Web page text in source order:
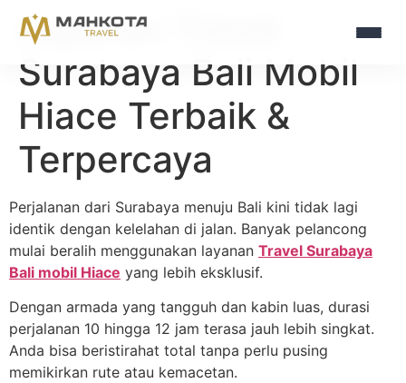
Layanan Travel
Surabaya Bali Mobil
Hiace Terbaik &
Terpercaya
Perjalanan dari Surabaya menuju Bali kini tidak lagi
identik dengan kelelahan di jalan. Banyak pelancong
mulai beralih menggunakan layanan Travel Surabaya
Bali mobil Hiace yang lebih eksklusif.
Dengan armada yang tangguh dan kabin luas, durasi
perjalanan 10 hingga 12 jam terasa jauh lebih singkat.
Anda bisa beristirahat total tanpa perlu pusing
memikirkan rute atau kemacetan.